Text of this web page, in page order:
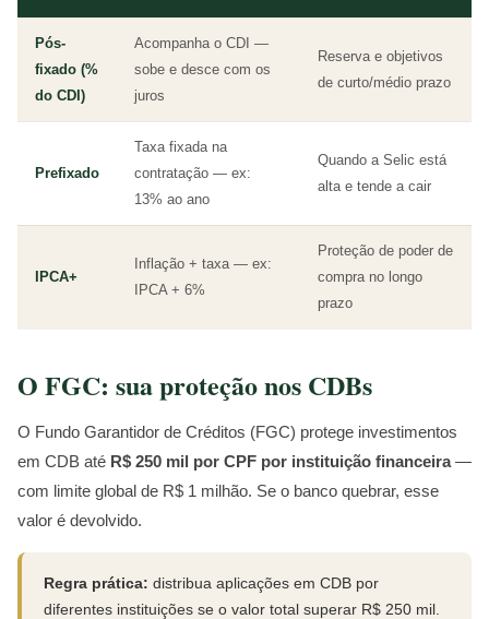
Pós-
fixado (%
do CDI)
Acompanha o CDI —
sobe e desce com os
juros
Reserva e objetivos
de curto/médio prazo
Prefixado
Taxa fixada na
contratação — ex:
13% ao ano
Quando a Selic está
alta e tende a cair
IPCA+
Inflação + taxa — ex:
IPCA + 6%
Proteção de poder de
compra no longo
prazo
O FGC: sua proteção nos CDBs
O Fundo Garantidor de Créditos (FGC) protege investimentos
em CDB até R$ 250 mil por CPF por instituição financeira—
com limite global de R$ 1 milhão. Se o banco quebrar, esse
valor é devolvido.
Regra prática: distribua aplicações em CDB por
diferentes instituições se o valor total superar R$ 250 mil.